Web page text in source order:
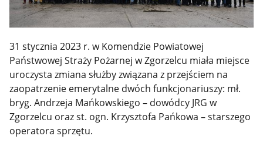
31 stycznia 2023 r. w Komendzie Powiatowej
Państwowej Straży Pożarnej w Zgorzelcu miała miejsce
uroczysta zmiana służby związana z przejściem na
zaopatrzenie emerytalne dwóch funkcjonariuszy: mł.
bryg. Andrzeja Mańkowskiego – dowódcy JRG w
Zgorzelcu oraz st. ogn. Krzysztofa Pańkowa – starszego
operatora sprzętu.